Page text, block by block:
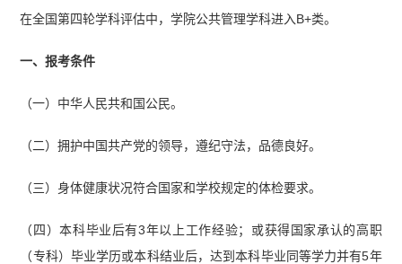
在全国第四轮学科评估中，学院公共管理学科进入B+类。
一、报考条件
（一）中华人民共和国公民。
（二）拥护中国共产党的领导，遵纪守法，品德良好。
（三）身体健康状况符合国家和学校规定的体检要求。
（四）本科毕业后有3年以上工作经验；或获得国家承认的高职
（专科）毕业学历或本科结业后，达到本科毕业同等学力并有5年